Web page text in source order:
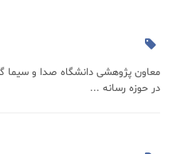
معاون پژوهشی دانشگاه صدا و سیما
در حوزه رسانه ...